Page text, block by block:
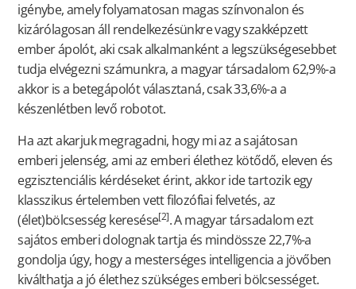
igénybe, amely folyamatosan magas színvonalon és
kizárólagosan áll rendelkezésünkre vagy szakképzett
ember ápolót, aki csak alkalmanként a legszükségesebbet
tudja elvégezni számunkra, a magyar társadalom 62,9%-a
akkor is a betegápolót választaná, csak 33,6%-a a
készenlétben levő robotot.
Ha azt akarjuk megragadni, hogy mi az a sajátosan
emberi jelenség, ami az emberi élethez kötődő, eleven és
egzisztenciális kérdéseket érint, akkor ide tartozik egy
klasszikus értelemben vett filozófiai felvetés, az
(élet)bölcsesség keresése[2]. A magyar társadalom ezt
sajátos emberi dolognak tartja és mindössze 22,7%-a
gondolja úgy, hogy a mesterséges intelligencia a jövőben
kiválthatja a jó élethez szükséges emberi bölcsességet.